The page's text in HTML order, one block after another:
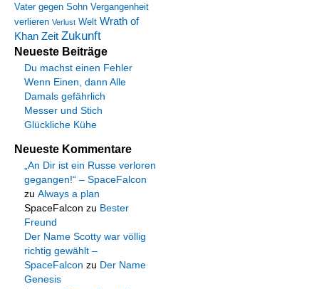
Vater gegen Sohn Vergangenheit
verlieren Verlust Welt Wrath of
Khan Zeit Zukunft
Neueste Beiträge
Du machst einen Fehler
Wenn Einen, dann Alle
Damals gefährlich
Messer und Stich
Glückliche Kühe
Neueste Kommentare
„An Dir ist ein Russe verloren
gegangen!“ – SpaceFalcon
zu Always a plan
SpaceFalcon zu Bester
Freund
Der Name Scotty war völlig
richtig gewählt –
SpaceFalcon zu Der Name
Genesis